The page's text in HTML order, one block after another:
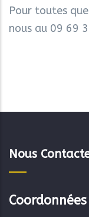
Pour toutes
nous au 09 69
Nous
Coordonnées